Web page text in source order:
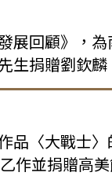
回顧》，
生捐贈劉欽
品〈大戰士
作並捐贈高美